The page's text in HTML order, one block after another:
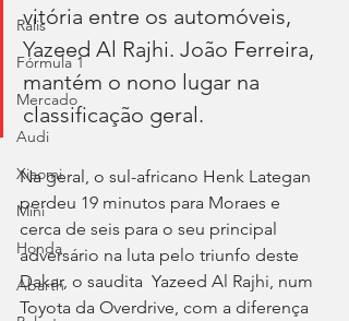
Ralis
Fórmula 1
Mercado
Audi
Xiaomi
Mini
Honda
Abarth
vitória entre os automóveis,
Yazeed Al Rajhi. João Ferreira,
mantém o nono lugar na
classificação geral.
Na geral, o sul-africano Henk Lategan
perdeu 19 minutos para Moraes e
cerca de seis para o seu principal
adversário na luta pelo triunfo deste
Dakar, o saudita  Yazeed Al Rajhi, num
Toyota da Overdrive, com a diferença